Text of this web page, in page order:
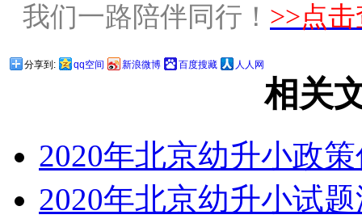
我们一路陪伴同行！ >>点
分享到: qq空间 新浪微博 百度搜藏 人人网
相关
2020年北京幼升小政
2020年北京幼升小试